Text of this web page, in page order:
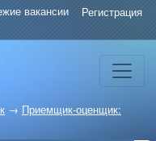
вакансии Регистрация
→ Приемщик-оценщик: